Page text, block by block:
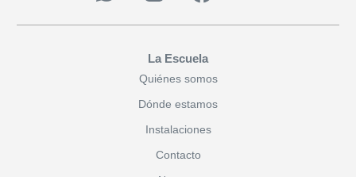
La Escuela
Quiénes somos
Dónde estamos
Instalaciones
Contacto